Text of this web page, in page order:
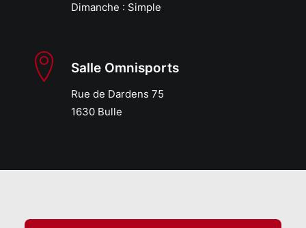
Dimanche : Simple
Salle Omnisports
Rue de Dardens 75
1630 Bulle